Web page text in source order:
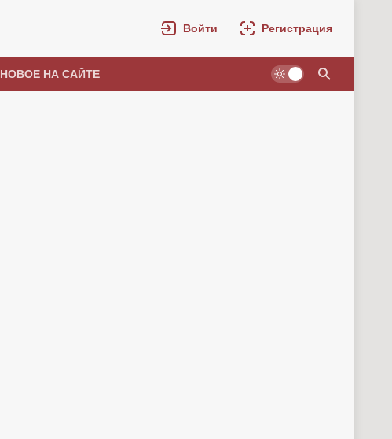
Войти Регистрация
НОВОЕ НА САЙТЕ